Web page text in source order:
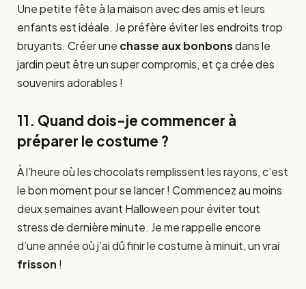
Une petite fête à la maison avec des amis et leurs
enfants est idéale. Je préfère éviter les endroits trop
bruyants. Créer une chasse aux bonbonsdans le
jardin peut être un super compromis, et ça crée des
souvenirs adorables !
11. Quand dois-je commencer à
préparer le costume ?
À l’heure où les chocolats remplissent les rayons, c’est
le bon moment pour se lancer ! Commencez au moins
deux semaines avant Halloween pour éviter tout
stress de dernière minute. Je me rappelle encore
d’une année où j’ai dû finir le costume à minuit, un vrai
frisson !